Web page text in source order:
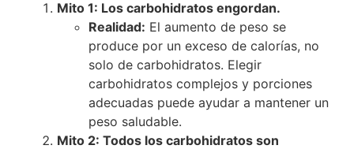
Mito 1: Los carbohidratos engordan.
Realidad: El aumento de peso se
produce por un exceso de calorías, no
solo de carbohidratos. Elegir
carbohidratos complejos y porciones
adecuadas puede ayudar a mantener un
peso saludable.
Mito 2: Todos los carbohidratos son